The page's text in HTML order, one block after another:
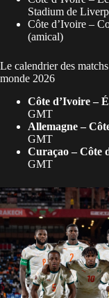
Stadium de
Côte d’Ivoire –
(amical)
Le calendrier des
monde 2026
Côte d’Ivoire –
GMT
Allemagne –
GMT
Curaçao – Côte
GMT